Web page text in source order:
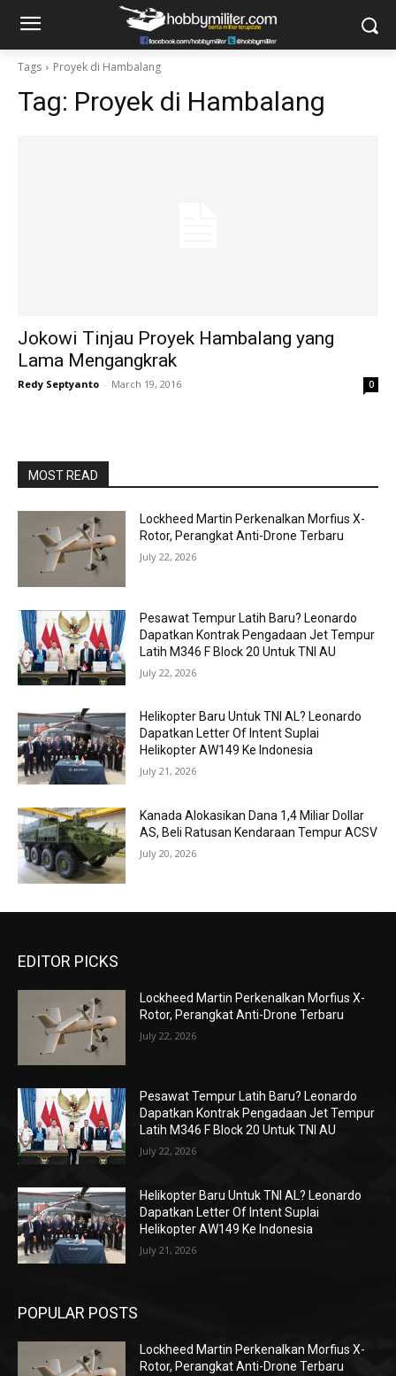
Tags Proyek di Hambalang
Tag: Proyek di Hambalang
Jokowi Tinjau Proyek Hambalang yang
Lama Mengangkrak
Redy Septyanto - March 19, 2016 0
MOST READ
Lockheed Martin Perkenalkan Morfius X-
Rotor, Perangkat Anti-Drone Terbaru
July 22, 2026
Pesawat Tempur Latih Baru? Leonardo
Dapatkan Kontrak Pengadaan Jet Tempur
Latih M346 F Block 20 Untuk TNI AU
July 22, 2026
Helikopter Baru Untuk TNI AL? Leonardo
Dapatkan Letter Of Intent Suplai
Helikopter AW149 Ke Indonesia
July 21, 2026
Kanada Alokasikan Dana 1,4 Miliar Dollar
AS, Beli Ratusan Kendaraan Tempur ACSV
July 20, 2026
EDITOR PICKS
Lockheed Martin Perkenalkan Morfius X-
Rotor, Perangkat Anti-Drone Terbaru
July 22, 2026
Pesawat Tempur Latih Baru? Leonardo
Dapatkan Kontrak Pengadaan Jet Tempur
Latih M346 F Block 20 Untuk TNI AU
July 22, 2026
Helikopter Baru Untuk TNI AL? Leonardo
Dapatkan Letter Of Intent Suplai
Helikopter AW149 Ke Indonesia
July 21, 2026
POPULAR POSTS
Lockheed Martin Perkenalkan Morfius X-
Rotor, Perangkat Anti-Drone Terbaru